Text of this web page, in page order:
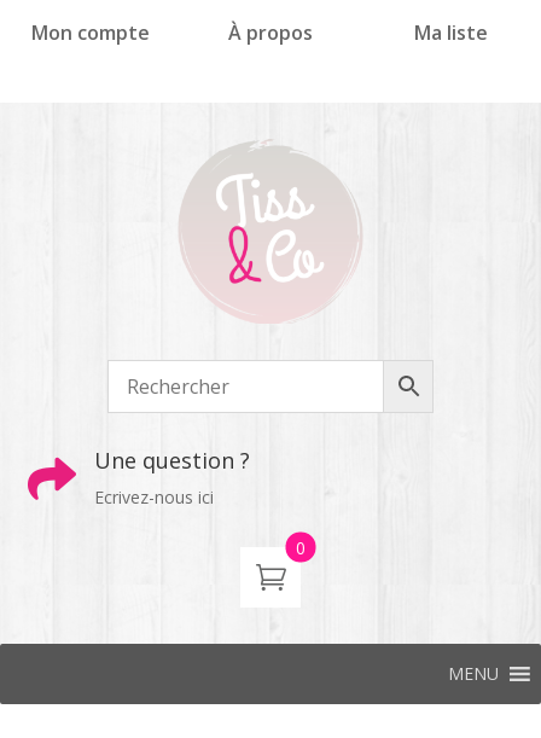
Mon compte À propos Ma liste
 Une question ?
Ecrivez-nous ici
0
MENU